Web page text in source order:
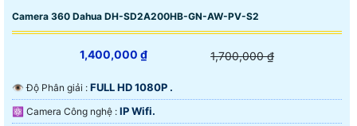
Camera 360 Dahua DH-SD2A200HB-GN-AW-PV-S2
1,400,000 ₫ 1,700,000 ₫
👁 Độ Phân giải : FULL HD 1080P .
⚛️ Camera Công nghệ : IP Wifi.